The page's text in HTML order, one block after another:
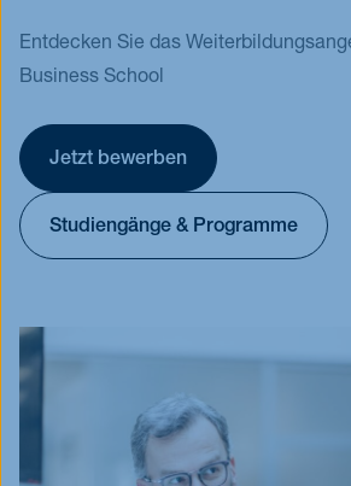
Jetzt bewerben
Blog
Events
Entdecken Sie das
Business School
Jetzt bewerben
Studiengänge & Programme